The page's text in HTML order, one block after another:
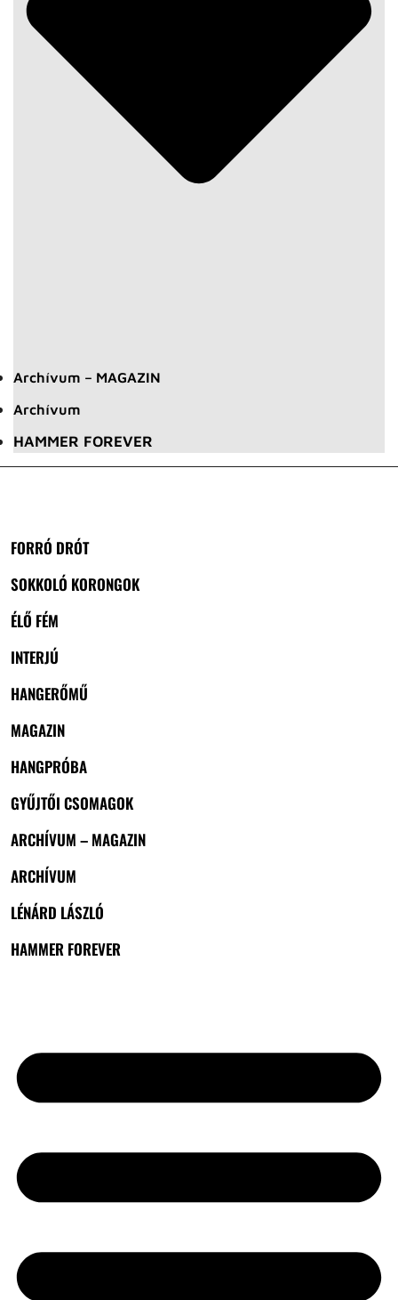
Archívum – MAGAZIN
Archívum
HAMMER FOREVER
FORRÓ DRÓT
SOKKOLÓ KORONGOK
ÉLŐ FÉM
INTERJÚ
HANGERŐMŰ
MAGAZIN
HANGPRÓBA
GYŰJTŐI CSOMAGOK
ARCHÍVUM – MAGAZIN
ARCHÍVUM
LÉNÁRD LÁSZLÓ
HAMMER FOREVER